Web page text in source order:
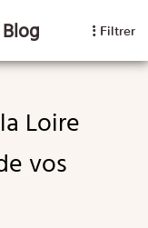
Blog Filtrer
vos